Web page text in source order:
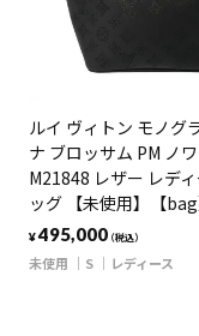
ルイ ヴィトン モノグ
ナ ブロッサム PM ノ
M21848 レザー レデ
ッグ 【未使用】【bag
¥495,000（税込）
未使用 S レディース